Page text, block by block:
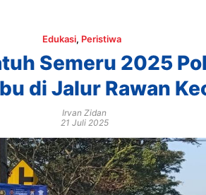
Edukasi, Peristiwa
Semeru 2025
di Jalur Rawan
Irvan Zidan
21 Juli 2025